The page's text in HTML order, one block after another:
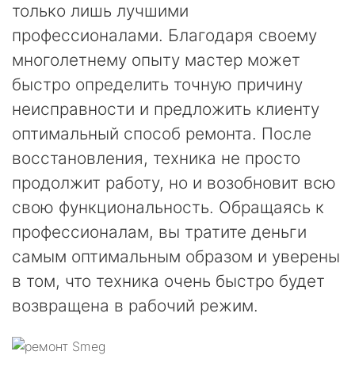
только лишь лучшими
профессионалами. Благодаря своему
многолетнему опыту мастер может
быстро определить точную причину
неисправности и предложить клиенту
оптимальный способ ремонта. После
восстановления, техника не просто
продолжит работу, но и возобновит всю
свою функциональность. Обращаясь к
профессионалам, вы тратите деньги
самым оптимальным образом и уверены
в том, что техника очень быстро будет
возвращена в рабочий режим.